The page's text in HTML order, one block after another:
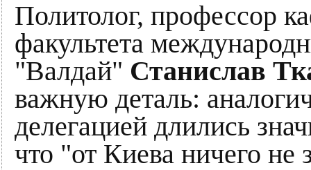
Политолог, профессор
факультета
"Валдай" Станислав
важную деталь:
делегацией длились
что "от Киева ничего не